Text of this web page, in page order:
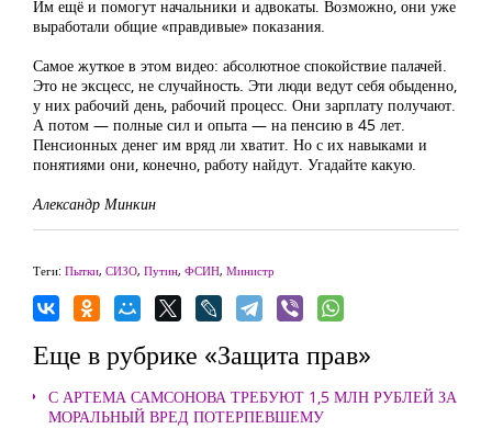
Им ещё и помогут начальники и адвокаты. Возможно, они уже
выработали общие «правдивые» показания.
Самое жуткое в этом видео: абсолютное спокойствие палачей.
Это не эксцесс, не случайность. Эти люди ведут себя обыденно,
у них рабочий день, рабочий процесс. Они зарплату получают.
А потом — полные сил и опыта — на пенсию в 45 лет.
Пенсионных денег им вряд ли хватит. Но с их навыками и
понятиями они, конечно, работу найдут. Угадайте какую.
Александр Минкин
Теги: Пытки, СИЗО, Путин, ФСИН, Министр
Еще в рубрике «Защита прав»
С АРТЕМА САМСОНОВА ТРЕБУЮТ 1,5 МЛН РУБЛЕЙ ЗА
МОРАЛЬНЫЙ ВРЕД ПОТЕРПЕВШЕМУ